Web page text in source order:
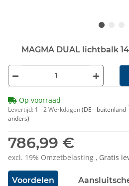
MAGMA DUAL lichtbalk
786,99 €
excl. 19% Omzetbelasting , Gratis
Voordelen
Op voorraad
Levertijd: 1 - 2 Werkdagen(DE - buitenland
anders)